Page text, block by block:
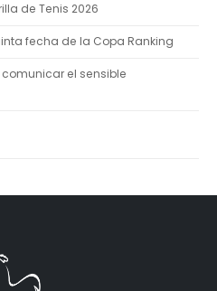
de Tenis 2026
fecha de la Copa Ranking
el sensible